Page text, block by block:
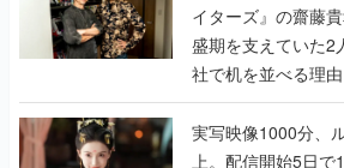
イターズ』の齋藤
盛期を支えていた2
社で机を並べる理
『TATSUJIN
んだレジェンド2人
実写映像1000分、
上。配信開始5日で